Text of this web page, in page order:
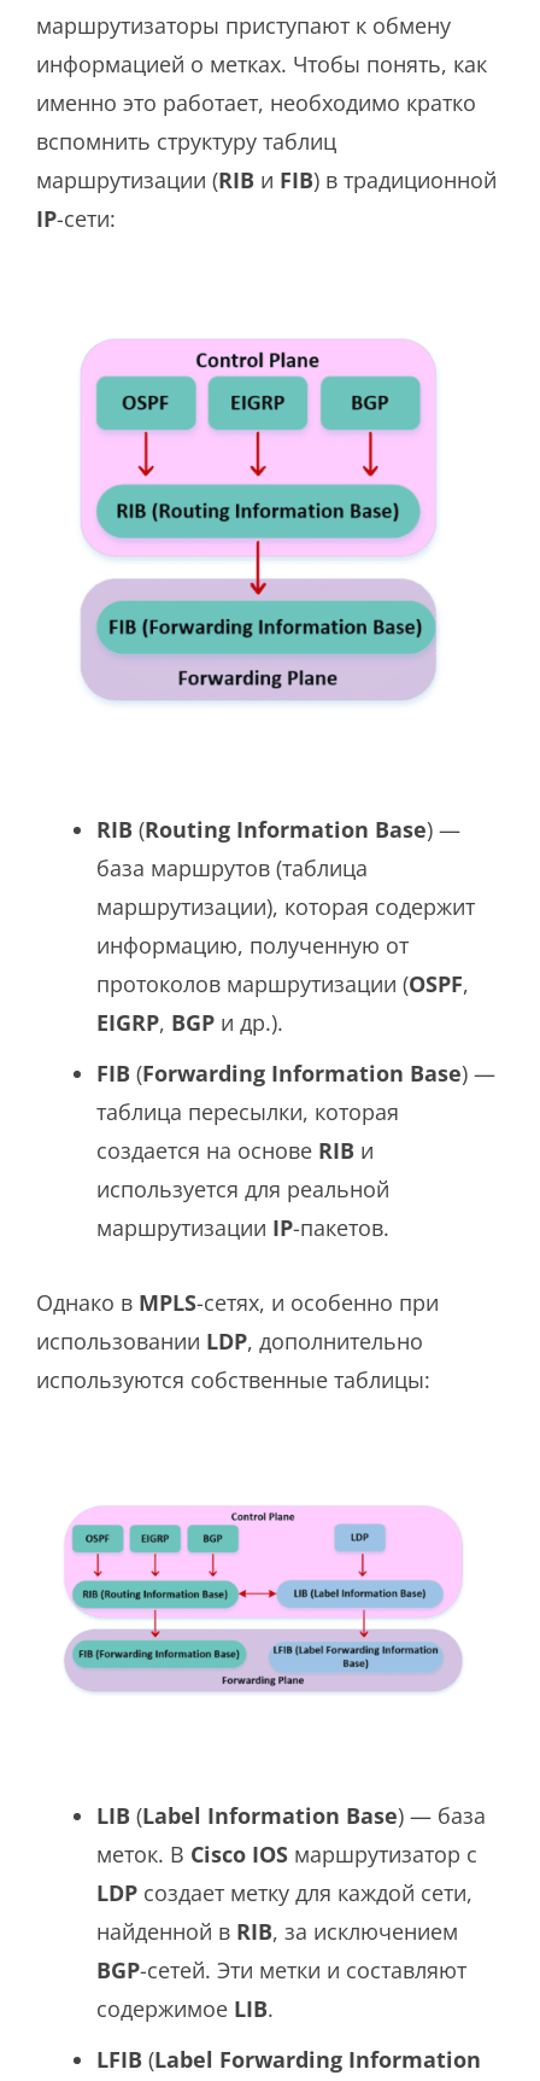
маршрутизаторы приступают к обмену
информацией о метках. Чтобы понять, как
именно это работает, необходимо кратко
вспомнить структуру таблиц
маршрутизации (RIB и FIB) в традиционной
IP-сети:
RIB (Routing Information Base) —
база маршрутов (таблица
маршрутизации), которая содержит
информацию, полученную от
протоколов маршрутизации (OSPF,
EIGRP, BGP и др.).
FIB (Forwarding Information Base) —
таблица пересылки, которая
создается на основе RIB и
используется для реальной
маршрутизации IP-пакетов.
Однако в MPLS-сетях, и особенно при
использовании LDP, дополнительно
используются собственные таблицы:
LIB (Label Information Base) — база
меток. В Cisco IOS маршрутизатор с
LDP создает метку для каждой сети,
найденной в RIB, за исключением
BGP-сетей. Эти метки и составляют
содержимое LIB.
LFIB (Label Forwarding Information